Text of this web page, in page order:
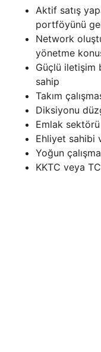
Aktif satış
portföyünü
Network
yönetme
Güçlü iletişim
sahip
Takım
Diksiyonu
Emlak
Ehliyet sahibi
Yoğun
KKTC veya